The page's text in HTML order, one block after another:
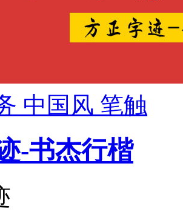
中国风 笔触
-书杰行楷